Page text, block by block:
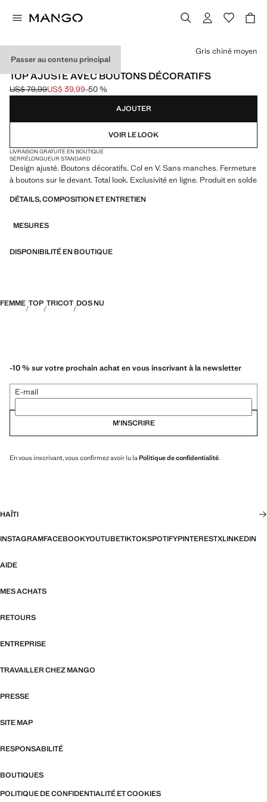
Passer au contenu principal
EXCLUSIVITÉ INTERNET
TOP AJUSTÉ AVEC BOUTONS DÉCORATIFS
Prix initial barré [US$ 79,99 ]
US$ 79,99
Prix actuel [US$ 39,99 ]
US$ 39,99-50 %
Choisissez une couleur
Gris chiné moyen
AJOUTER
VOIR LE LOOK
LIVRAISON GRATUITE EN BOUTIQUE
SERRÉLONGUEUR STANDARD
Design ajusté. Boutons décoratifs. Col en V. Sans manches. Fermeture
à boutons sur le devant. Total look. Exclusivité en ligne. Produit en solde
DÉTAILS, COMPOSITION ET ENTRETIEN
MESURES
DISPONIBILITÉ EN BOUTIQUE
FEMME TOP TRICOT DOS NU
-10 % sur votre prochain achat en vous inscrivant à la newsletter
E-mail
M’INSCRIRE
En vous inscrivant, vous confirmez avoir lu la Politique de confidentialité.
HAÏTI
INSTAGRAMFACEBOOKYOUTUBETIKTOKSPOTIFYPINTERESTXLINKEDIN
AIDE
MES ACHATS
RETOURS
ENTREPRISE
TRAVAILLER CHEZ MANGO
PRESSE
SITE MAP
RESPONSABILITÉ
BOUTIQUES
POLITIQUE DE CONFIDENTIALITÉ ET COOKIES